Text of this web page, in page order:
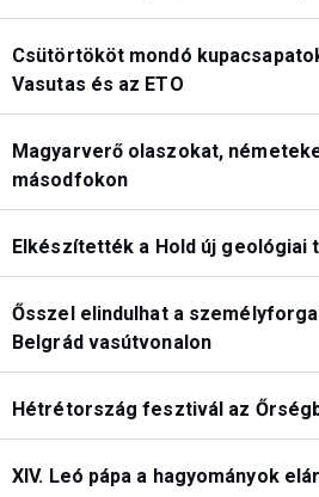
Csütörtököt mondó
Vasutas és az ETO
Magyarverő olaszokat,
másodfokon
Elkészítették a Hold új geológiai
Ősszel elindulhat a
Belgrád vasútvonalon
Hétrétország fesztivál az
XIV. Leó pápa a hagyományok